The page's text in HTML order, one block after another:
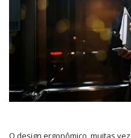
O design ergonômico, muitas